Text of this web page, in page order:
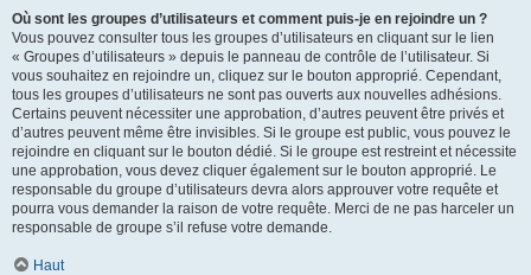
Où sont les groupes d’utilisateurs et comment puis-je en rejoindre un ?
Vous pouvez consulter tous les groupes d’utilisateurs en cliquant sur le lien
« Groupes d’utilisateurs » depuis le panneau de contrôle de l’utilisateur. Si
vous souhaitez en rejoindre un, cliquez sur le bouton approprié. Cependant,
tous les groupes d’utilisateurs ne sont pas ouverts aux nouvelles adhésions.
Certains peuvent nécessiter une approbation, d’autres peuvent être privés et
d’autres peuvent même être invisibles. Si le groupe est public, vous pouvez le
rejoindre en cliquant sur le bouton dédié. Si le groupe est restreint et nécessite
une approbation, vous devez cliquer également sur le bouton approprié. Le
responsable du groupe d’utilisateurs devra alors approuver votre requête et
pourra vous demander la raison de votre requête. Merci de ne pas harceler un
responsable de groupe s’il refuse votre demande.
Haut